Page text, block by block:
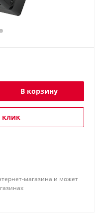
В корзину
клик
магазина и может